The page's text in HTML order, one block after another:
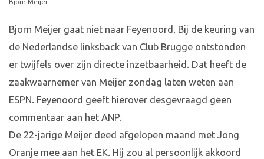
Bjorn Meijer.
Bjorn Meijer gaat niet naar Feyenoord. Bij de keuring van
de Nederlandse linksback van Club Brugge ontstonden
er twijfels over zijn directe inzetbaarheid. Dat heeft de
zaakwaarnemer van Meijer zondag laten weten aan
ESPN. Feyenoord geeft hierover desgevraagd geen
commentaar aan het ANP.
De 22-jarige Meijer deed afgelopen maand met Jong
Oranje mee aan het EK. Hij zou al persoonlijk akkoord